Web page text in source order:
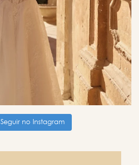
Seguir no Instagram